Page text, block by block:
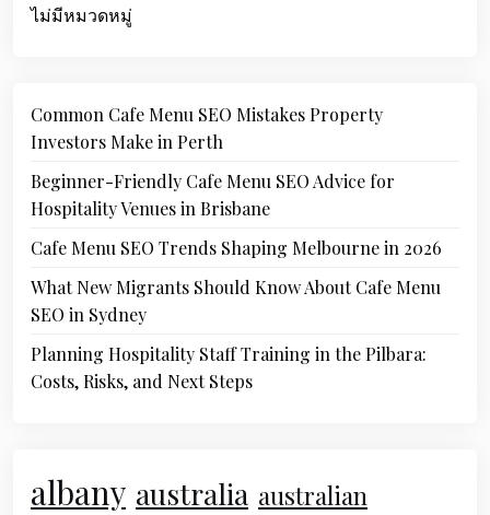
ไม่มีหมวดหมู่
Common Cafe Menu SEO Mistakes Property
Investors Make in Perth
Beginner-Friendly Cafe Menu SEO Advice for
Hospitality Venues in Brisbane
Cafe Menu SEO Trends Shaping Melbourne in 2026
What New Migrants Should Know About Cafe Menu
SEO in Sydney
Planning Hospitality Staff Training in the Pilbara:
Costs, Risks, and Next Steps
albany australia australian